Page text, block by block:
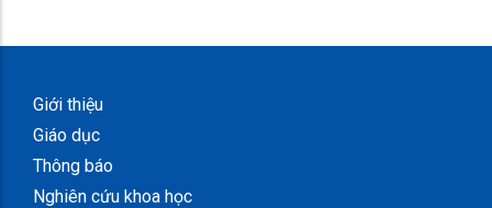
Giới thiệu
Giáo dục
Thông báo
Nghiên cứu khoa học